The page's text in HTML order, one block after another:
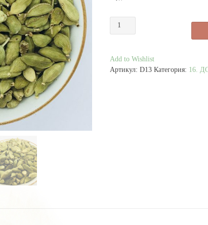
Количество
коробочках
Add to Wishlist
Артикул:D13 Категория: 16.